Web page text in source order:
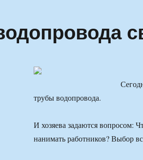
трубы водопровода.
И хозяева задаются вопросом:
нанимать работников? Выбор